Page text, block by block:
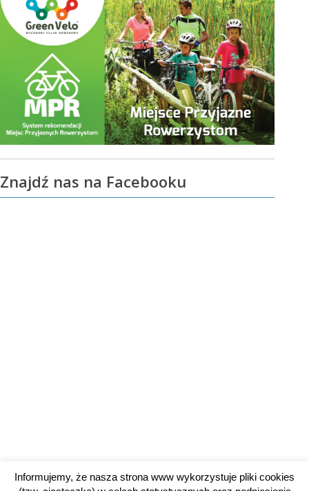
Znajdź nas na Facebooku
Informujemy, że nasza strona www wykorzystuje pliki cookies